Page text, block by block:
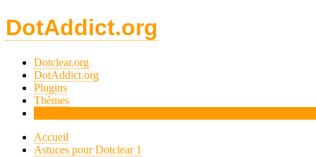
DotAddict.org
Dotclear.org
DotAddict.org
Plugins
Thèmes
Accueil
Astuces pour Dotclear 1